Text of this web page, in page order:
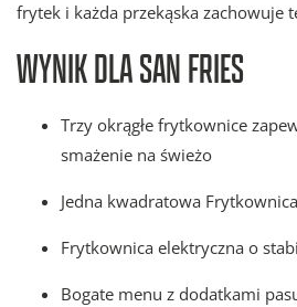
frytek i każda przekąska zachowuje
WYNIK DLA SAN FRIES
Trzy okrągłe frytkownice
smażenie na świeżo
Jedna kwadratowa
Frytkownica elektryczna o
Bogate menu z dodatkami